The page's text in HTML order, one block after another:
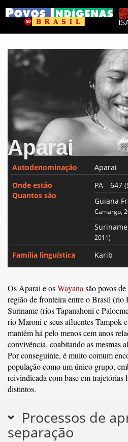
Aparai
Autodenominação
Aparai
Onde estão
Quantos são
PA 647
Guiana
Camargo,
Suriname
2011)
Família linguística Karib
Os Aparai e osWayanasão povos
região de fronteira entre o Brasil (rio
Suriname (rios Tapanahoni e
rio Maroni e seus afluentes Tampok
mantêm há pelo menos cem anos
convivência, coabitando as mesmas
Por conseguinte, é muito comum
população como um único grupo,
reivindicada com base em trajetórias
distintos.
Processos de
separação